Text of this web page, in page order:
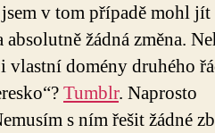
v tom případě mohl jít
žádná změna.
domény druhého
Tumblr. Naprosto
s ním řešit žádné